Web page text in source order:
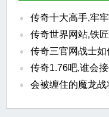
传奇十大高手,牢
传奇世界网站,铁
传奇三官网战士如
传奇1.76吧,谁会
会被缠住的魔龙